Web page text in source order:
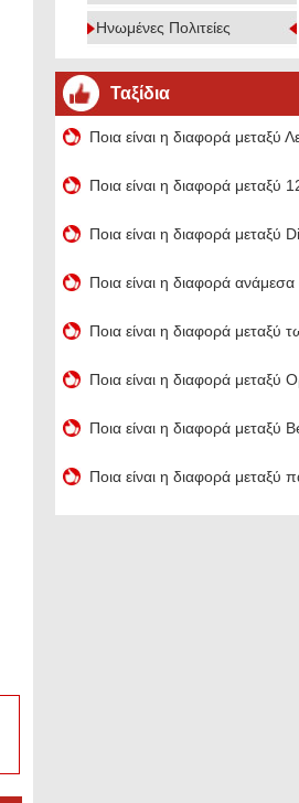
Ηνωμένες Πολιτείες
Ταξίδια
Ποια είναι η διαφορά
Ποια είναι η διαφορά μεταξύ
Ποια είναι η διαφορά μεταξύ
Ποια είναι η διαφορά
Ποια είναι η διαφορά μεταξύ
Ποια είναι η διαφορά
Ποια είναι η διαφορά μεταξύ
Ποια είναι η διαφορά μεταξύ